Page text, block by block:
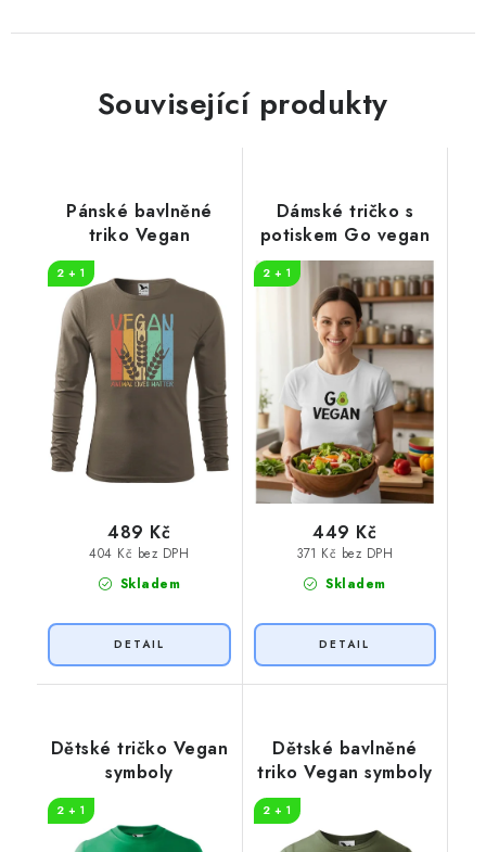
Související produkty
Pánské bavlněné
triko Vegan
2 + 1
Skladem
404 Kč bez DPH
489 Kč
Dámské tričko s
potiskem Go vegan
2 + 1
Skladem
371 Kč bez DPH
449 Kč
Dětské tričko Vegan
symboly
2 + 1
Dětské bavlněné
triko Vegan symboly
2 + 1